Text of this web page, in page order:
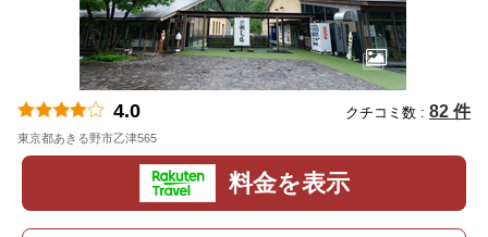
4.0 クチコミ数 : 82 件
東京都あきる野市乙津565
料金を表示